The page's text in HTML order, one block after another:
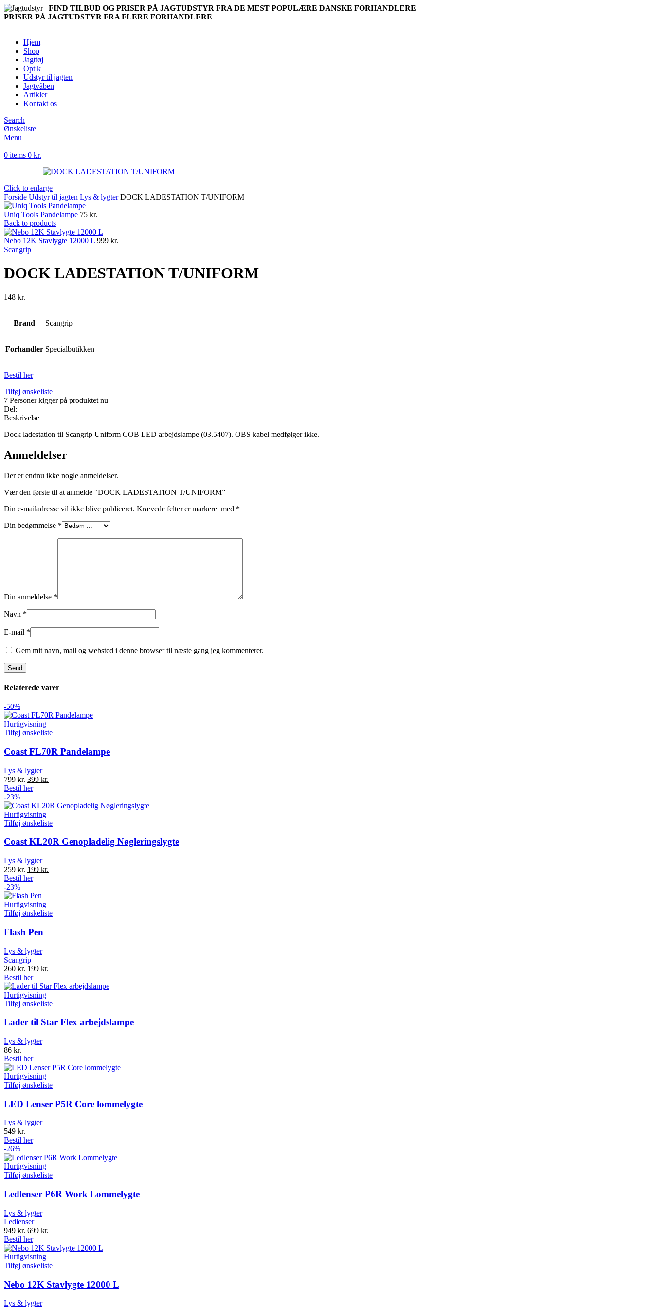
FIND TILBUD OG PRISER PÅ JAGTUDSTYR FRA DE MEST POPULÆRE DANSKE FORHANDLERE
PRISER PÅ JAGTUDSTYR FRA FLERE FORHANDLERE
Hjem
Shop
Jagttøj
Optik
Udstyr til jagten
Jagtvåben
Artikler
Kontakt os
Search
Ønskeliste
Menu
0 items 0 kr.
Click to enlarge
Forside Udstyr til jagten Lys & lygterDOCK LADESTATION T/UNIFORM
Uniq Tools Pandelampe 75 kr.
Back to products
Nebo 12K Stavlygte 12000 L 999 kr.
Scangrip
DOCK LADESTATION T/UNIFORM
148 kr.
Brand Scangrip
Forhandler Specialbutikken
Bestil her
Tilføj ønskeliste
7 Personer kigger på produktet nu
Del:
Beskrivelse
Dock ladestation til Scangrip Uniform COB LED arbejdslampe (03.5407). OBS kabel medfølger ikke.
Anmeldelser
Der er endnu ikke nogle anmeldelser.
Vær den første til at anmelde “DOCK LADESTATION T/UNIFORM”
Din e-mailadresse vil ikke blive publiceret. Krævede felter er markeret med *
Din bedømmelse *
Din anmeldelse *
Navn *
E-mail *
Gem mit navn, mail og websted i denne browser til næste gang jeg kommenterer.
Relaterede varer
-50%
Hurtigvisning
Tilføj ønskeliste
Coast FL70R Pandelampe
Lys & lygter
799kr. Original
price
799 kr..
399 kr.
399 kr..
Bestil her
-23%
Hurtigvisning
Tilføj ønskeliste
Coast KL20R Genopladelig Nøgleringslygte
Lys & lygter
259kr. Original
price
259 kr..
199 kr.
Bestil her
-23%
Hurtigvisning
Tilføj ønskeliste
Flash Pen
Lys & lygter
Scangrip
260kr. Original
price
was:
260 kr..
199 kr.
is:
Bestil her
Hurtigvisning
Tilføj ønskeliste
Lader til Star Flex arbejdslampe
Lys & lygter
86 kr.
Bestil her
Hurtigvisning
Tilføj ønskeliste
LED Lenser P5R Core lommelygte
Lys & lygter
549 kr.
Bestil her
-26%
Hurtigvisning
Tilføj ønskeliste
Ledlenser P6R Work Lommelygte
Lys & lygter
Ledlenser
949kr. Original
price
was:
949 kr..
699 kr.
is:
Bestil her
Hurtigvisning
Tilføj ønskeliste
Nebo 12K Stavlygte 12000 L
Lys & lygter